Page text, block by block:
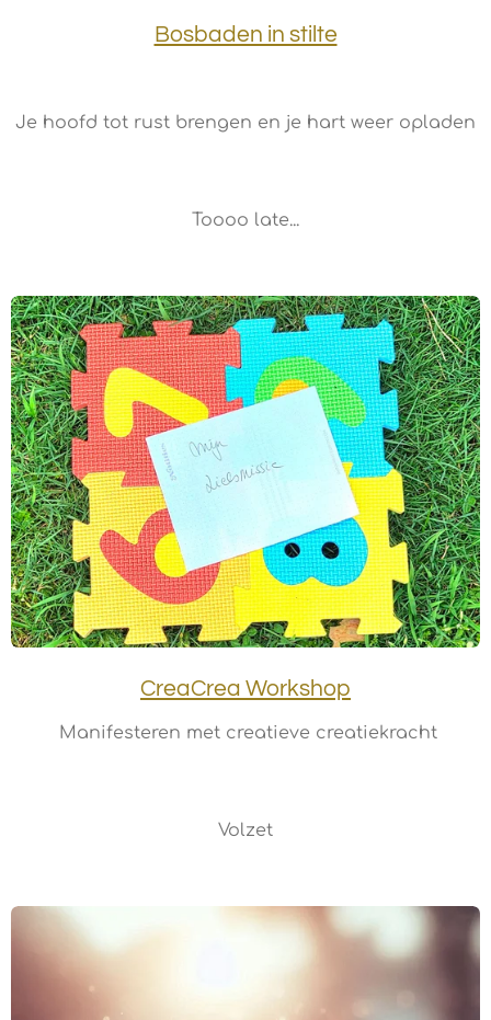
Bosbaden in stilte
Je hoofd tot rust brengen en je hart weer opladen
Toooo late...
CreaCrea Workshop
Manifesteren met creatieve creatiekracht
Volzet